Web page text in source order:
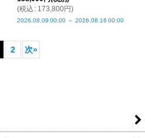
(税込 : 173,800円)
2026.08.09 00:00 ～ 2026.08.16 00:00
2 次»